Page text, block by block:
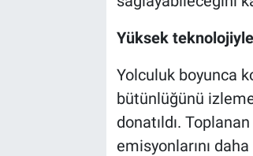
Yüksek
Yolculuk boyunca
bütünlüğünü
donatıldı.
emisyonlarını